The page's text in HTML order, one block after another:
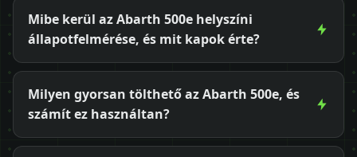
Mibe kerül az Abarth 500e helyszíni
állapotfelmérése, és mit kapok érte?
Milyen gyorsan tölthető az Abarth 500e, és
számít ez használtan?